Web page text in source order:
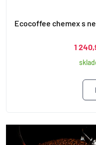
Ecocoffee chemex s
1